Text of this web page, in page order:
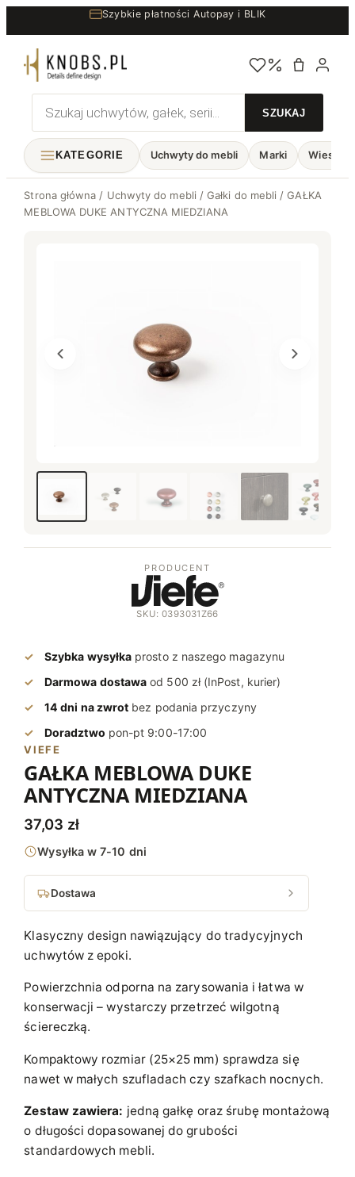
do
treści
Szybkie płatności Autopay i BLIK
Wyszukiwarka
produktów
KATEGORIE Uchwyty do mebli Marki
Strona główna / Uchwyty do mebli /Gałki do mebli / GAŁKA
MEBLOWA DUKE ANTYCZNA MIEDZIANA
PRODUCENT
SKU: 0393031Z66
Szybka wysyłka prosto z naszego magazynu
Darmowa dostawa od 500 zł (InPost, kurier)
14 dni na zwrot bez podania przyczyny
Doradztwo pon-pt 9:00-17:00
VIEFE
GAŁKA MEBLOWA DUKE
ANTYCZNA MIEDZIANA
37,03 zł
Wysyłka w 7-10 dni
Dostawa
Klasyczny design nawiązujący do tradycyjnych
uchwytów z epoki.
Powierzchnia odporna na zarysowania i łatwa w
konserwacji – wystarczy przetrzeć wilgotną
ściereczką.
Kompaktowy rozmiar (25×25 mm) sprawdza się
nawet w małych szufladach czy szafkach nocnych.
Zestaw zawiera: jedną gałkę oraz śrubę montażową
o długości dopasowanej do grubości
standardowych mebli.